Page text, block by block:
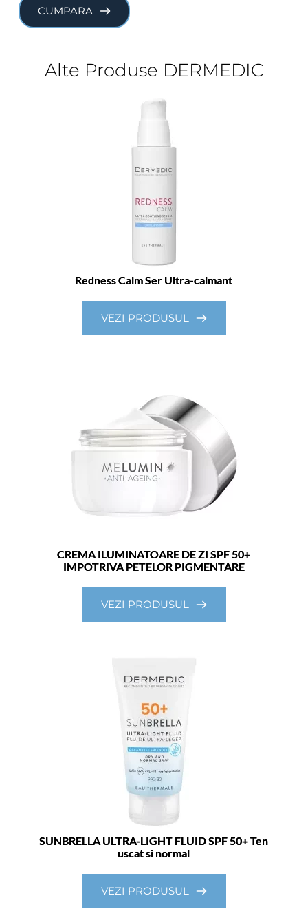
CUMPARA
Alte Produse DERMEDIC
Redness Calm Ser Ultra-calmant
VEZI PRODUSUL
CREMA ILUMINATOARE DE ZI SPF 50+
IMPOTRIVA PETELOR PIGMENTARE
VEZI PRODUSUL
SUNBRELLA ULTRA-LIGHT FLUID SPF 50+ Ten
uscat si normal
VEZI PRODUSUL